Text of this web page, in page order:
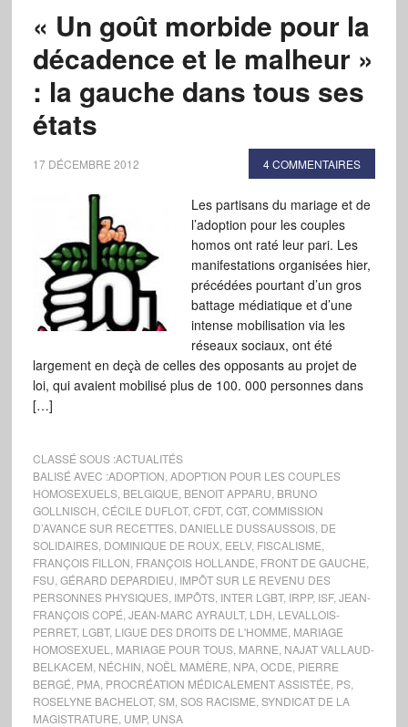
« Un goût morbide pour la
décadence et le malheur »
: la gauche dans tous ses
états
17 DÉCEMBRE 2012 4 COMMENTAIRES
Les partisans du mariage et de
l’adoption pour les couples
homos ont raté leur pari. Les
manifestations organisées hier,
précédées pourtant d’un gros
battage médiatique et d’une
intense mobilisation via les
réseaux sociaux, ont été
largement en deçà de celles des opposants au projet de
loi, qui avaient mobilisé plus de 100. 000 personnes dans
[…]
CLASSÉ SOUS :ACTUALITÉS
BALISÉ AVEC :ADOPTION ADOPTION POUR LES COUPLES
HOMOSEXUELS, BELGIQUE BENOIT APPARU BRUNO
GOLLNISCH CÉCILE DUFLOT, CFDT, CGT, COMMISSION
D’AVANCE SUR RECETTES, DANIELLE DUSSAUSSOIS, DE
SOLIDAIRES, DOMINIQUE DE ROUX, EELV, FISCALISME
FRANÇOIS FILLON FRANÇOIS HOLLANDE FRONT DE GAUCHE
FSU GÉRARD DEPARDIEU IMPÔT SUR LE REVENU DES
PERSONNES PHYSIQUES, IMPÔTS, INTER LGBT, IRPP, ISF, JEAN-
FRANÇOIS COPÉ JEAN-MARC AYRAULT, LDH LEVALLOIS-
PERRET, LGBT, LIGUE DES DROITS DE L'HOMME MARIAGE
HOMOSEXUEL
MARIAGE POUR TOUS, MARNE NAJAT VALLAUD-
BELKACEM NÉCHIN NOËL MAMÈRE NPA, OCDE PIERRE
BERGÉ PMA, PROCRÉATION MÉDICALEMENT ASSISTÉE PS,
ROSELYNE BACHELOT, SM SOS RACISME SYNDICAT DE LA
MAGISTRATURE UMP, UNSA